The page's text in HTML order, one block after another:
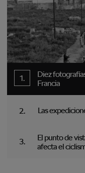
Diez
Francia
Las
El punto de
afecta el